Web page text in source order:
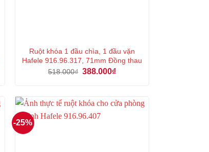
Ruột khóa 1 đầu chìa, 1 đầu vặn
Hafele 916.96.317, 71mm Đồng thau
518.000₫ Giá
388.000₫Giá
388.000₫.
-25%